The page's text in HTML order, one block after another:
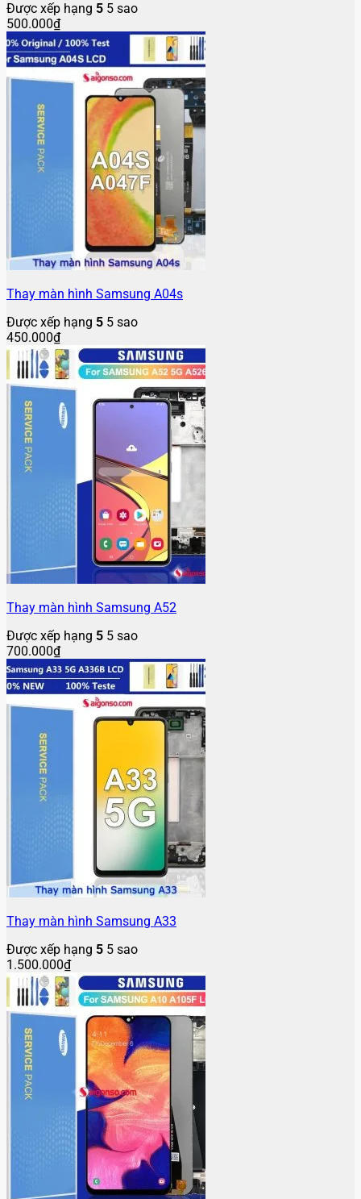
Được xếp hạng 5 5 sao
500.000₫
Thay màn hình Samsung A04s
Được xếp hạng 5 5 sao
450.000₫
Thay màn hình Samsung A52
Được xếp hạng 5 5 sao
700.000₫
Thay màn hình Samsung A33
Được xếp hạng 5 5 sao
1.500.000₫